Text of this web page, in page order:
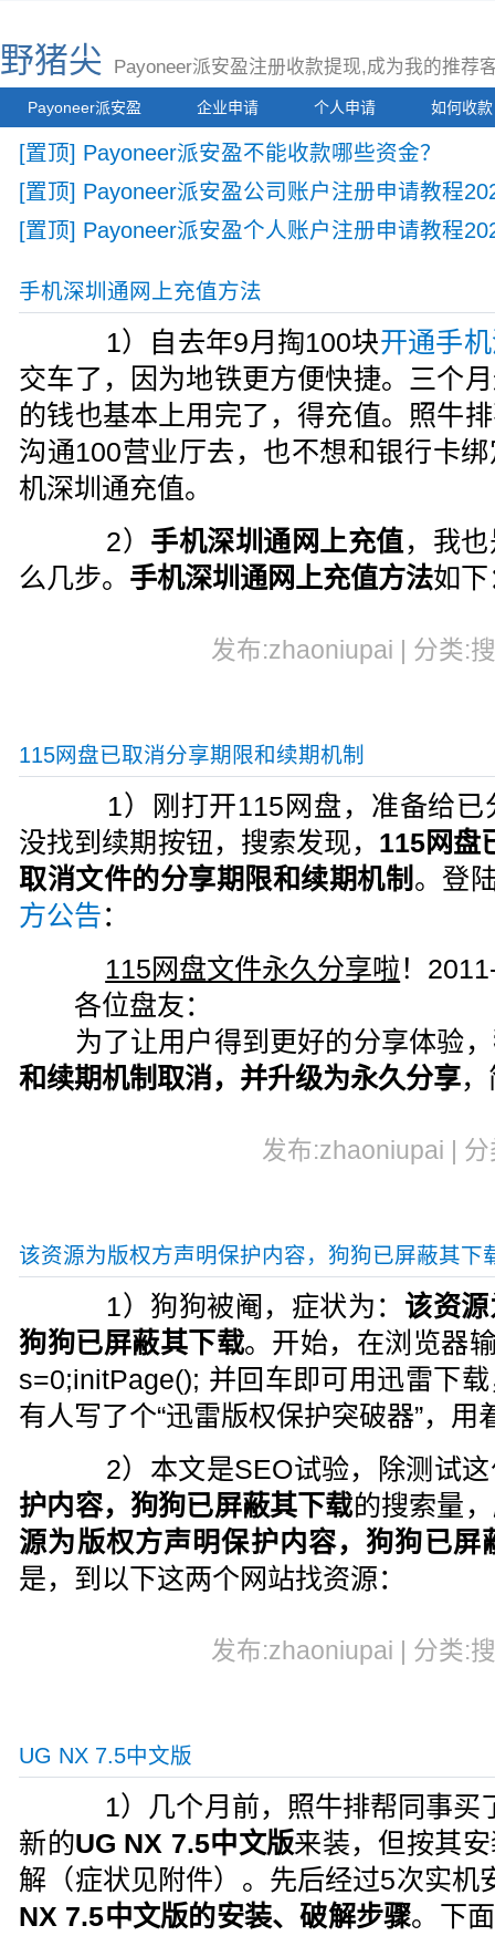
野猪尖 Payoneer派安盈注册收款提现,成为我的推荐
Payoneer派安盈 企业申请 个人申请 如何收款
[置顶] Payoneer派安盈不能收款哪些资金？
[置顶] Payoneer派安盈公司账户注册申请教程
[置顶] Payoneer派安盈个人账户注册申请教程
手机深圳通网上充值方法
1）自去年9月掏100块开通手
交车了，因为地铁更方便快捷。三个
的钱也基本上用完了，得充值。照牛
沟通100营业厅去，也不想和银行卡
机深圳通充值。
2） 手机深圳通网上充值，我
么几步。 手机深圳通网上充值方法如下
发布:zhaoniupai | 分类:
115网盘已取消分享期限和续期机制
1）刚打开115网盘，准备给已
没找到续期按钮，搜索发现， 115网盘
取消文件的分享期限和续期机制 。登
方公告：
115网盘文件永久分享啦！
各位盘友：
为了让用户得到更好的分享体验，
和续期机制取消，并升级为永久分享
发布:zhaoniupai |
该资源为版权方声明保护内容，狗狗已屏蔽其下
1）狗狗被阉，症状为： 该资
狗狗已屏蔽其下载。开始，在浏览器
s=0;initPage(); 并回车即可用迅雷下
有人写了个“迅雷版权保护突破器”，用
2）本文是SEO试验，除测试这
护内容，狗狗已屏蔽其下载的搜索量
源为版权方声明保护内容，狗狗已屏
是，到以下这两个网站找资源：
发布:zhaoniupai | 分类:
UG NX 7.5中文版
1）几个月前，照牛排帮同事买
新的UG NX 7.5中文版来装，但按其
解（症状见附件）。先后经过5次实机
NX 7.5中文版的安装、破解步骤。下